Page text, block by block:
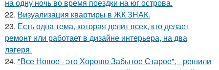
на одну ночь во время поездки на юг острова.
22. Визуализация квартиры в ЖК ЗНАК.
23. Есть одна тема, которая делит всех, кто делает
ремонт или работает в дизайне интерьера, на два
лагеря.
24. "Все Новое - это Хорошо Забытое Старое", - решили